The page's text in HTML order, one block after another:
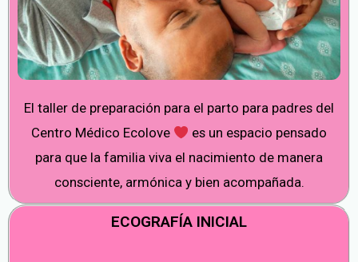
El taller de preparación para el parto para padres del
Centro Médico Ecolove
es un espacio pensado
para que la familia viva el nacimiento de manera
consciente, armónica y bien acompañada.
ECOGRAFÍA INICIAL